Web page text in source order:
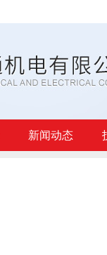
新闻动态